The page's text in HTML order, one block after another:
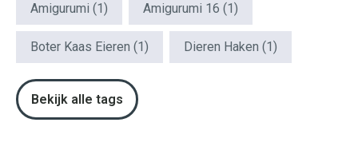
Amigurumi (1) Amigurumi 16 (1)
Boter Kaas Eieren (1) Dieren Haken (1)
Bekijk alle tags